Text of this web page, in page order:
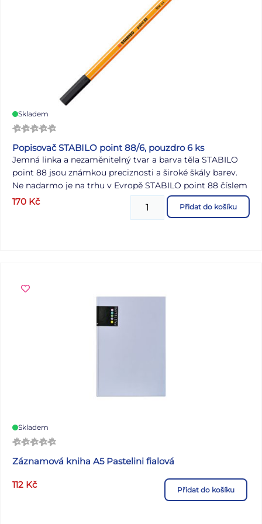
• Batohy z řady eARTh byly testovány a certifikovány v
akreditované zkušební laboratoři.
Skladem
Popisovač STABILO point 88/6, pouzdro 6 ks
Jemná linka a nezaměnitelný tvar a barva těla STABILO
point 88 jsou známkou preciznosti a široké škály barev.
Ne nadarmo je na trhu v Evropě STABILO point 88 číslem
jedna. Jeho hrot zasazený do kovového pouzdra byl
nesčetněkrát zdrojem skvělých nápadů a důmyslných
170 Kč Přidat do košíku
Skladem
Záznamová kniha A5 Pastelini fialová
112 Kč Přidat do košíku